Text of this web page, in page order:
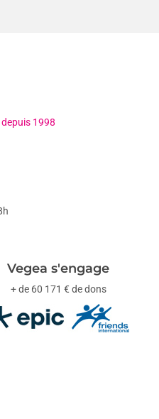
depuis 1998
Vegea s'engage
+ de 60 171 € de dons